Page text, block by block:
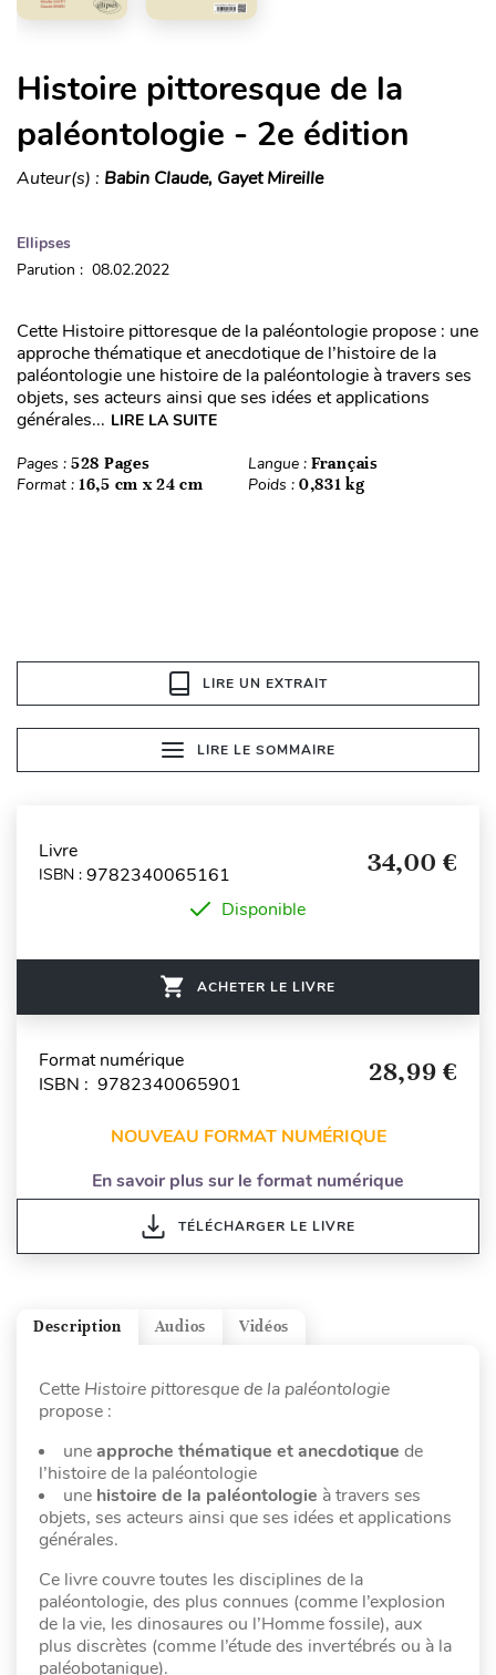
Histoire pittoresque de la
paléontologie - 2e édition
Auteur(s) : Babin Claude, Gayet Mireille
Ellipses
Parution : 08.02.2022
Cette Histoire pittoresque de la paléontologie propose : une
approche thématique et anecdotique de l’histoire de la
paléontologie une histoire de la paléontologie à travers ses
objets, ses acteurs ainsi que ses idées et applications
générales... LIRE LA SUITE
Pages : 528 Pages Langue : Français
Format : 16,5 cm x 24 cm Poids : 0,831 kg
LIRE UN EXTRAIT
LIRE LE SOMMAIRE
Livre
ISBN : 9782340065161 34,00 €
Disponible
ACHETER LE LIVRE
Format numérique
ISBN : 9782340065901
28,99 €
NOUVEAU FORMAT NUMÉRIQUE
En savoir plus sur le format numérique
TÉLÉCHARGER LE LIVRE
Vidéos
Audios
Description
Cette Histoire pittoresque de la paléontologie
propose :
uneapproche thématique et anecdotique de
l’histoire de la paléontologie
une histoire de la paléontologie à travers ses
objets, ses acteurs ainsi que ses idées et applications
générales.
Ce livre couvre toutes les disciplines de la
paléontologie, des plus connues (comme l’explosion
de la vie, les dinosaures ou l’Homme fossile), aux
plus discrètes (comme l’étude des invertébrés ou à la
paléobotanique).